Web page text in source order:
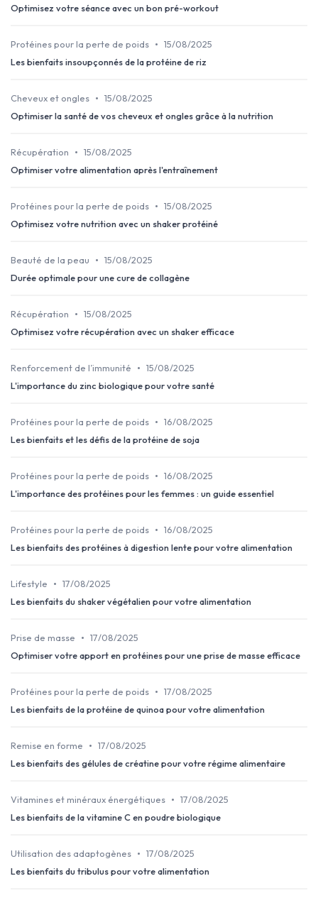
Optimisez votre séance avec un bon pré-workout
Protéines pour la perte de poids • 15/08/2025
Les bienfaits insoupçonnés de la protéine de riz
Cheveux et ongles • 15/08/2025
Optimiser la santé de vos cheveux et ongles grâce à la nutrition
Récupération • 15/08/2025
Optimiser votre alimentation après l'entraînement
Protéines pour la perte de poids • 15/08/2025
Optimisez votre nutrition avec un shaker protéiné
Beauté de la peau • 15/08/2025
Durée optimale pour une cure de collagène
Récupération • 15/08/2025
Optimisez votre récupération avec un shaker efficace
Renforcement de l’immunité • 15/08/2025
L'importance du zinc biologique pour votre santé
Protéines pour la perte de poids • 16/08/2025
Les bienfaits et les défis de la protéine de soja
Protéines pour la perte de poids • 16/08/2025
L'importance des protéines pour les femmes : un guide essentiel
Protéines pour la perte de poids • 16/08/2025
Les bienfaits des protéines à digestion lente pour votre alimentation
Lifestyle • 17/08/2025
Les bienfaits du shaker végétalien pour votre alimentation
Prise de masse • 17/08/2025
Optimiser votre apport en protéines pour une prise de masse efficace
Protéines pour la perte de poids • 17/08/2025
Les bienfaits de la protéine de quinoa pour votre alimentation
Remise en forme • 17/08/2025
Les bienfaits des gélules de créatine pour votre régime alimentaire
Vitamines et minéraux énergétiques • 17/08/2025
Les bienfaits de la vitamine C en poudre biologique
Utilisation des adaptogènes • 17/08/2025
Les bienfaits du tribulus pour votre alimentation